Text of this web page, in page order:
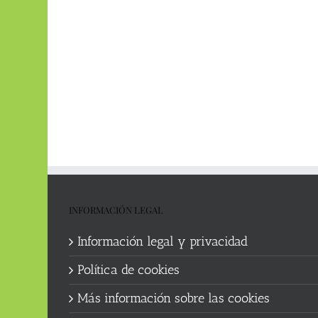
INFORMACIÓN LEGAL
Información legal y privacidad
Política de cookies
Más información sobre las cookies